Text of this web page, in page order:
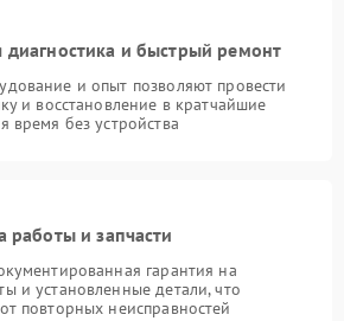
диагностика и быстрый ремонт
и опыт позволяют провести
и восстановление в кратчайшие
время без устройства
работы и запчасти
гарантия на
и установленные детали, что
повторных неисправностей